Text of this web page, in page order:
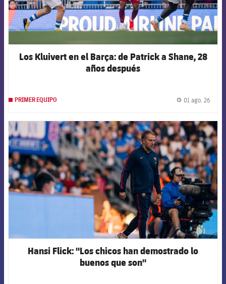
Los Kluivert en el Barça: de Patrick a Shane, 28
años después
PRIMER EQUIPO 01 ago. 26
FCB Barcelona badge
Hansi Flick: "Los chicos han demostrado lo
buenos que son"